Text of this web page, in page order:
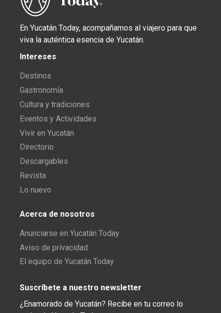
En Yucatán Today, acompañamos al viajero para que
viva la auténtica esencia de Yucatán.
Intereses
Destinos
Gastronomía
Cultura y tradiciones
Eventos y Actividades
Vivir en Yucatán
Directorio
Descargables
Revista
Lo nuevo
Acerca de nosotros
Anunciarse en Yucatán Today
Aviso de privacidad
El equipo de Yucatán Today
Suscríbete a nuestro newsletter
¿Enamorado de Yucatán? Recibe en tu correo lo